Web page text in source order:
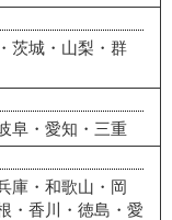
茨城・山梨・群
阜・愛知・三重
庫・和歌山・岡
・香川・徳島・愛